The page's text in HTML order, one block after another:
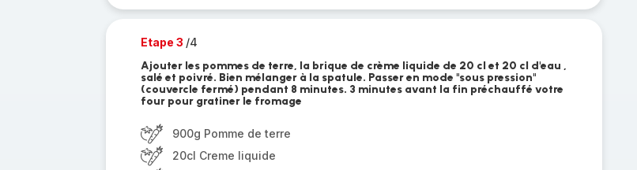
Etape 3 /4
Ajouter les pommes de terre, la brique de crème liquide de 20 cl et 20 cl d'eau ,
salé et poivré. Bien mélanger à la spatule. Passer en mode "sous pression"
(couvercle fermé) pendant 8 minutes. 3 minutes avant la fin préchauffé votre
four pour gratiner le fromage
900g Pomme de terre
20cl Creme liquide